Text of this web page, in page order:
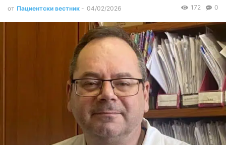
от Пациентски вестник - 04/02/2026 0
172